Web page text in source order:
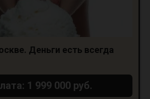
Деньги есть всегда
1 999 000 руб.